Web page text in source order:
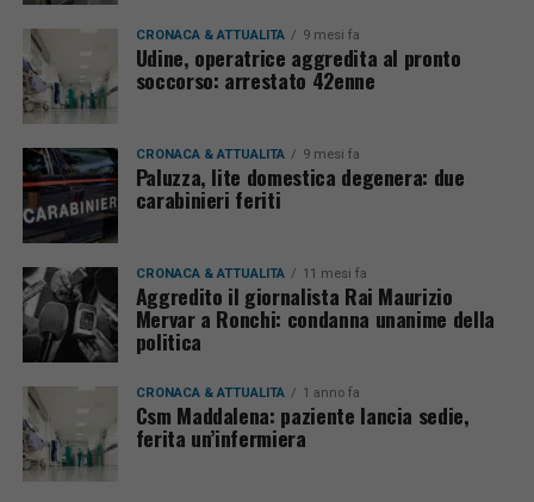
CRONACA & ATTUALITÀ 9 mesi fa
Udine, operatrice aggredita al pronto
soccorso: arrestato 42enne
CRONACA & ATTUALITÀ 9 mesi fa
Paluzza, lite domestica degenera: due
carabinieri feriti
CRONACA & ATTUALITÀ 11 mesi fa
Aggredito il giornalista Rai Maurizio
Mervar a Ronchi: condanna unanime della
politica
CRONACA & ATTUALITÀ 1 anno fa
Csm Maddalena: paziente lancia sedie,
ferita un’infermiera